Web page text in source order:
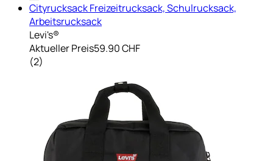
Cityrucksack Freizeitrucksack, Schulrucksack,
Arbeitsrucksack
Levi's®
Aktueller Preis59.90 CHF
(2)